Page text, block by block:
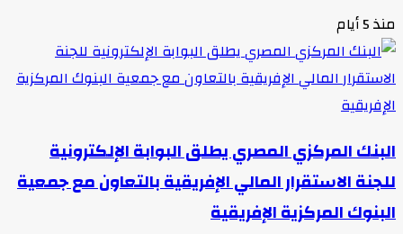
منذ 5 أيام
البنك المركزي المصري يطلق البوابة الإلكترونية
للجنة الاستقرار المالي الإفريقية بالتعاون مع جمعية
البنوك المركزية الإفريقية